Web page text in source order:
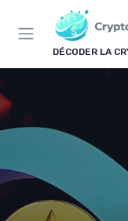
DÉCODER LA
Panneau de gestion